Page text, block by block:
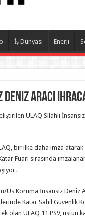
İş Dünyası Enerji
deniz aracı
ULAQ Silahlı
bir ilke daha imza
Fuarı sırasında
Üs Koruma İnsansız Deniz
Katar Sahil Güvenlik
olan ULAQ 11 PSV,